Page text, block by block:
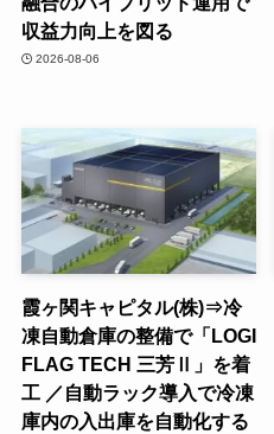
収益力向上を図る
2026-08-06
霞ヶ関キャピタル(株)⇒冷
凍自動倉庫の整備で「LOGI
FLAG TECH 三芳Ⅱ」を着
工 ／自動ラック導入で冷凍
庫内の入出庫を自動化する